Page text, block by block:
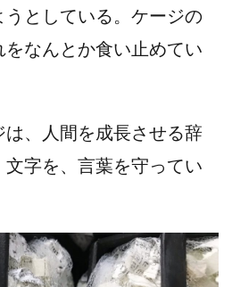
としている。ケージの
なんとか食い止めてい
、人間を成長させる辞
字を、言葉を守ってい